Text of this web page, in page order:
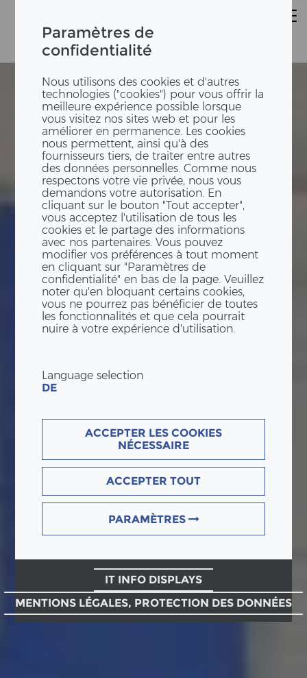
Paramètres de
confidentialité
Nous utilisons des cookies et d'autres
technologies ("cookies") pour vous offrir la
meilleure expérience possible lorsque
vous visitez nos sites web et pour les
améliorer en permanence. Les cookies
nous permettent, ainsi qu'à des
fournisseurs tiers, de traiter entre autres
des données personnelles. Comme nous
respectons votre vie privée, nous vous
demandons votre autorisation. En
cliquant sur le bouton "Tout accepter",
vous acceptez l'utilisation de tous les
cookies et le partage des informations
avec nos partenaires. Vous pouvez
modifier vos préférences à tout moment
en cliquant sur "Paramètres de
confidentialité" en bas de la page. Veuillez
noter qu'en bloquant certains cookies,
vous ne pourrez pas bénéficier de toutes
les fonctionnalités et que cela pourrait
nuire à votre expérience d'utilisation.
Language selection
DE
ACCEPTER LES COOKIES
NÉCESSAIRE
ACCEPTER TOUT
PARAMÈTRES
IT INFO DISPLAYS
MENTIONS LÉGALES, PROTECTION DES DONNÉES